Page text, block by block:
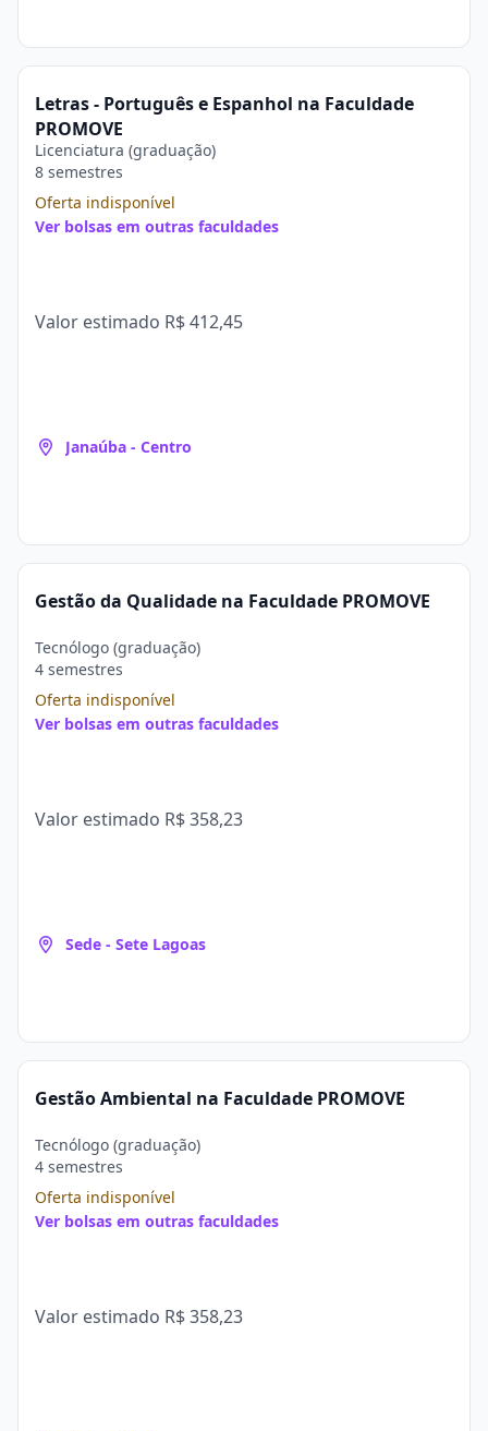
Letras - Português e Espanhol na Faculdade
PROMOVE
Licenciatura (graduação)
8 semestres
Oferta indisponível
Ver bolsas em outras faculdades
Valor estimado R$ 412,45
Janaúba - Centro
Gestão da Qualidade na Faculdade PROMOVE
Tecnólogo (graduação)
4 semestres
Oferta indisponível
Ver bolsas em outras faculdades
Valor estimado R$ 358,23
Sede - Sete Lagoas
Gestão Ambiental na Faculdade PROMOVE
Tecnólogo (graduação)
4 semestres
Oferta indisponível
Ver bolsas em outras faculdades
Valor estimado R$ 358,23